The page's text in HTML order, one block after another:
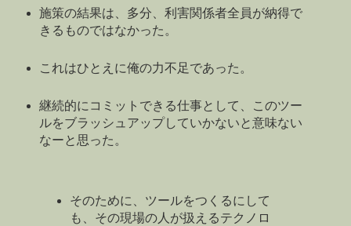
施策の結果は、多分、利害関係者全員が納得で
きるものではなかった。
これはひとえに俺の力不足であった。
継続的にコミットできる仕事として、このツー
ルをブラッシュアップしていかないと意味ない
なーと思った。
そのために、ツールをつくるにして
も、その現場の人が扱えるテクノロ